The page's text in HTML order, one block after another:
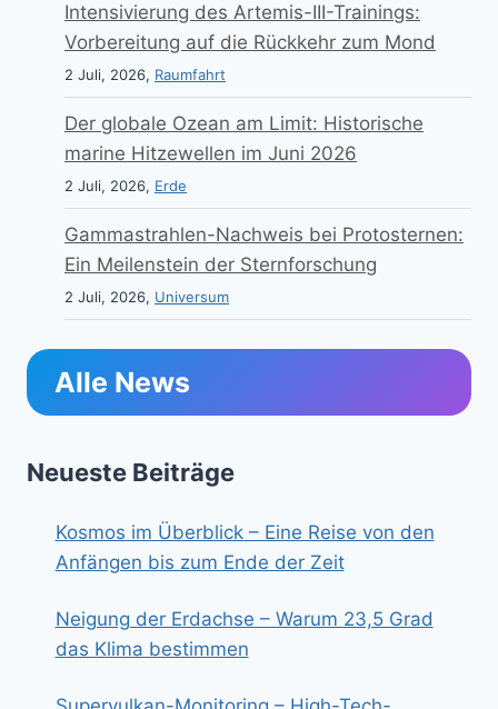
Intensivierung des Artemis-III-Trainings:
Vorbereitung auf die Rückkehr zum Mond
2 Juli, 2026, Raumfahrt
Der globale Ozean am Limit: Historische
marine Hitzewellen im Juni 2026
2 Juli, 2026, Erde
Gammastrahlen-Nachweis bei Protosternen:
Ein Meilenstein der Sternforschung
2 Juli, 2026, Universum
Alle News
Neueste Beiträge
Kosmos im Überblick – Eine Reise von den
Anfängen bis zum Ende der Zeit
Neigung der Erdachse – Warum 23,5 Grad
das Klima bestimmen